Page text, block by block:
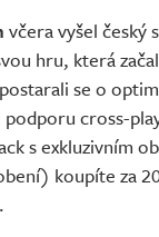
včera vyšel český
hru, která
se o
podporu cross-
s exkluzivním
koupíte za